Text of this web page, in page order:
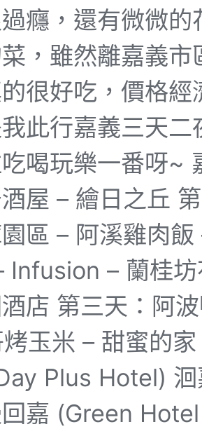
癮，還有微微
，雖然離嘉義
很好吃，價格
此行嘉義三天
喝玩樂一番呀~
屋 – 繪日之丘
區 – 阿溪雞肉
Infusion – 蘭桂
店 第三天：阿
玉米 – 甜蜜的
Plus Hotel)
嘉 (Green